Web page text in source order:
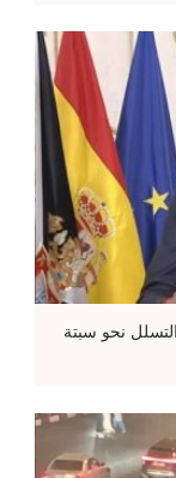
نحو سبتة